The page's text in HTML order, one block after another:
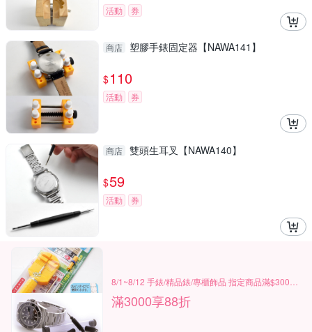
活動
券
商店 塑膠手錶固定器【NAWA141】
$110
活動 券
商店 雙頭生耳叉【NAWA140】
$59
活動 券
滿3000享88折